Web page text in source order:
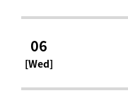
06
[Wed]